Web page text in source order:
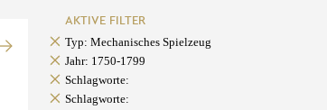
AKTIVE FILTER
Typ: Mechanisches Spielzeug
Jahr: 1750-1799
Schlagworte:
Schlagworte: